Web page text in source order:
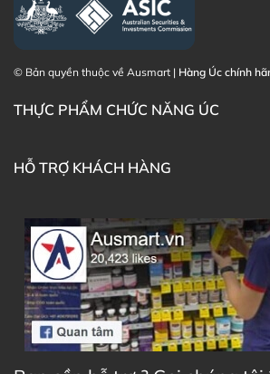
© Bản quyền thuộc về Ausmart | Hàng Úc chính
THỰC PHẨM CHỨC NĂNG ÚC
HỖ TRỢ KHÁCH HÀNG